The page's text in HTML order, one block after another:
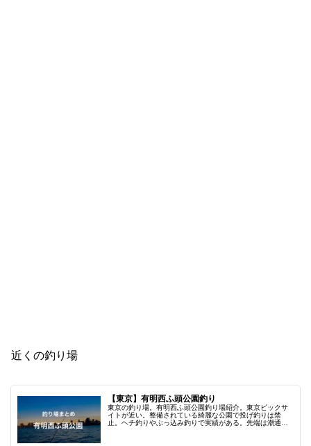
近くの釣り場
【東京】有明西ふ頭公園釣り
東京の釣り場。有明西ふ頭公園釣り場紹介。東京ビックサ
イトが近い。整備されている綺麗な公園で投げ釣りは禁
止。ヘチ釣りやぶっ込み釣りで実績がある。先端は潮通し